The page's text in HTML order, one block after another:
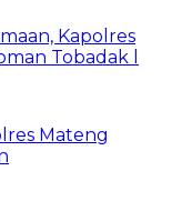
Kapolres
Tobadak l
Mateng